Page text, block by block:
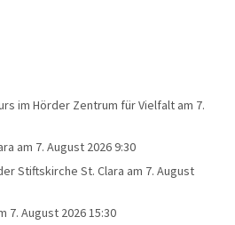
im Hörder Zentrum für Vielfalt am 7.
am 7. August 2026 9:30
Stiftskirche St. Clara am 7. August
7. August 2026 15:30